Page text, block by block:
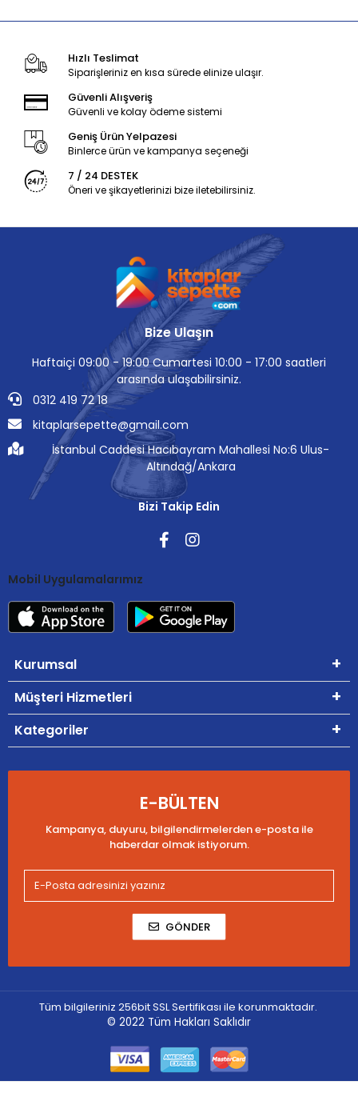
Hızlı Teslimat
Siparişleriniz en kısa sürede elinize ulaşır.
Güvenli Alışveriş
Güvenli ve kolay ödeme sistemi
Geniş Ürün Yelpazesi
Binlerce ürün ve kampanya seçeneği
7 / 24 DESTEK
Öneri ve şikayetlerinizi bize iletebilirsiniz.
Bize Ulaşın
Haftaiçi 09:00 - 19:00 Cumartesi 10:00 - 17:00 saatleri
arasında ulaşabilirsiniz.
0312 419 72 18
kitaplarsepette@gmail.com
İstanbul Caddesi Hacıbayram Mahallesi No:6 Ulus-
Altındağ/Ankara
Bizi Takip Edin
Mobil Uygulamalarımız
Kurumsal
Müşteri Hizmetleri
Kategoriler
E-BÜLTEN
Kampanya, duyuru, bilgilendirmelerden e-posta ile
haberdar olmak istiyorum.
GÖNDER
Tüm bilgileriniz 256bit SSL Sertifikası ile korunmaktadır.
© 2022 Tüm Hakları Saklıdır